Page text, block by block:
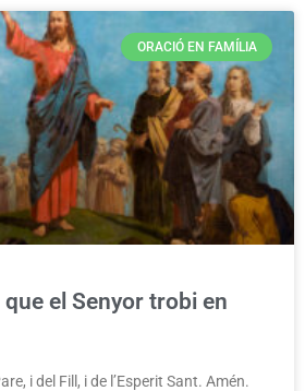
ORACIÓ EN FAMÍLIA
el Senyor trobi en
i del Fill, i de l’Esperit Sant. Amén.